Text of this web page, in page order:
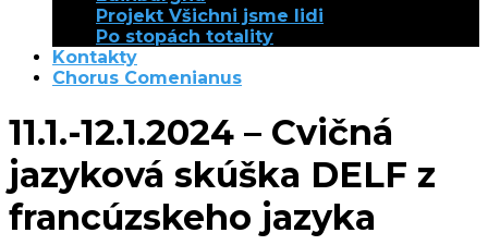
Projekt Všichni jsme lidi
Po stopách totality
Kontakty
Chorus Comenianus
11.1.-12.1.2024 – Cvičná
jazyková skúška DELF z
francúzskeho jazyka